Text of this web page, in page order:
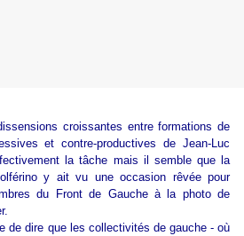
croissantes entre formations de
et contre-productives de Jean-Luc
la tâche mais il semble que la
y ait vu une occasion rêvée pour
du Front de Gauche à la photo de
de dire que les collectivités de gauche - où